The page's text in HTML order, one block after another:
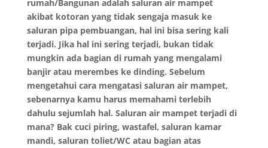
rumah/Bangunan adalah saluran air mampet
akibat kotoran yang tidak sengaja masuk ke
saluran pipa pembuangan, hal ini bisa sering kali
terjadi. Jika hal ini sering terjadi, bukan tidak
mungkin ada bagian di rumah yang mengalami
banjir atau merembes ke dinding. Sebelum
mengetahui cara mengatasi saluran air mampet,
sebenarnya kamu harus memahami terlebih
dahulu sejumlah hal. Saluran air mampet terjadi di
mana? Bak cuci piring, wastafel, saluran kamar
mandi, saluran toliet/WC atau bagian atas